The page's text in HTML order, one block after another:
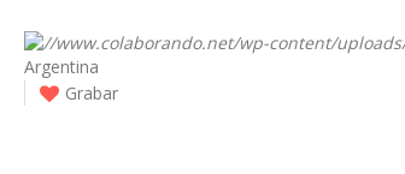
Argentina
Grabar